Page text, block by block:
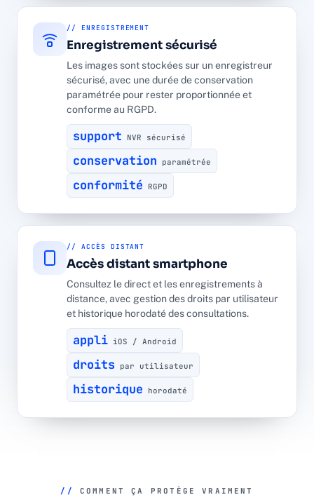
// ENREGISTREMENT
Enregistrement sécurisé
Les images sont stockées sur un enregistreur
sécurisé, avec une durée de conservation
paramétrée pour rester proportionnée et
conforme au RGPD.
support NVR sécurisé
conservation paramétrée
conformité RGPD
// ACCÈS DISTANT
Accès distant smartphone
Consultez le direct et les enregistrements à
distance, avec gestion des droits par utilisateur
et historique horodaté des consultations.
appli iOS / Android
droits par utilisateur
historique horodaté
// COMMENT ÇA PROTÈGE VRAIMENT